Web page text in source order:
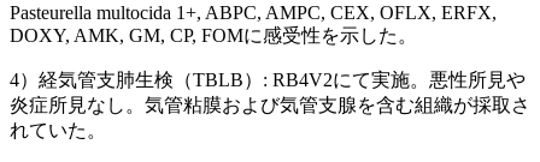
Pasteurella multocida 1+, ABPC, AMPC, CEX, OFLX, ERFX,
DOXY, AMK, GM, CP, FOMに感受性を示した。
4）経気管支肺生検（TBLB）: RB4V2にて実施。悪性所見や
炎症所見なし。気管粘膜および気管支腺を含む組織が採取さ
れていた。